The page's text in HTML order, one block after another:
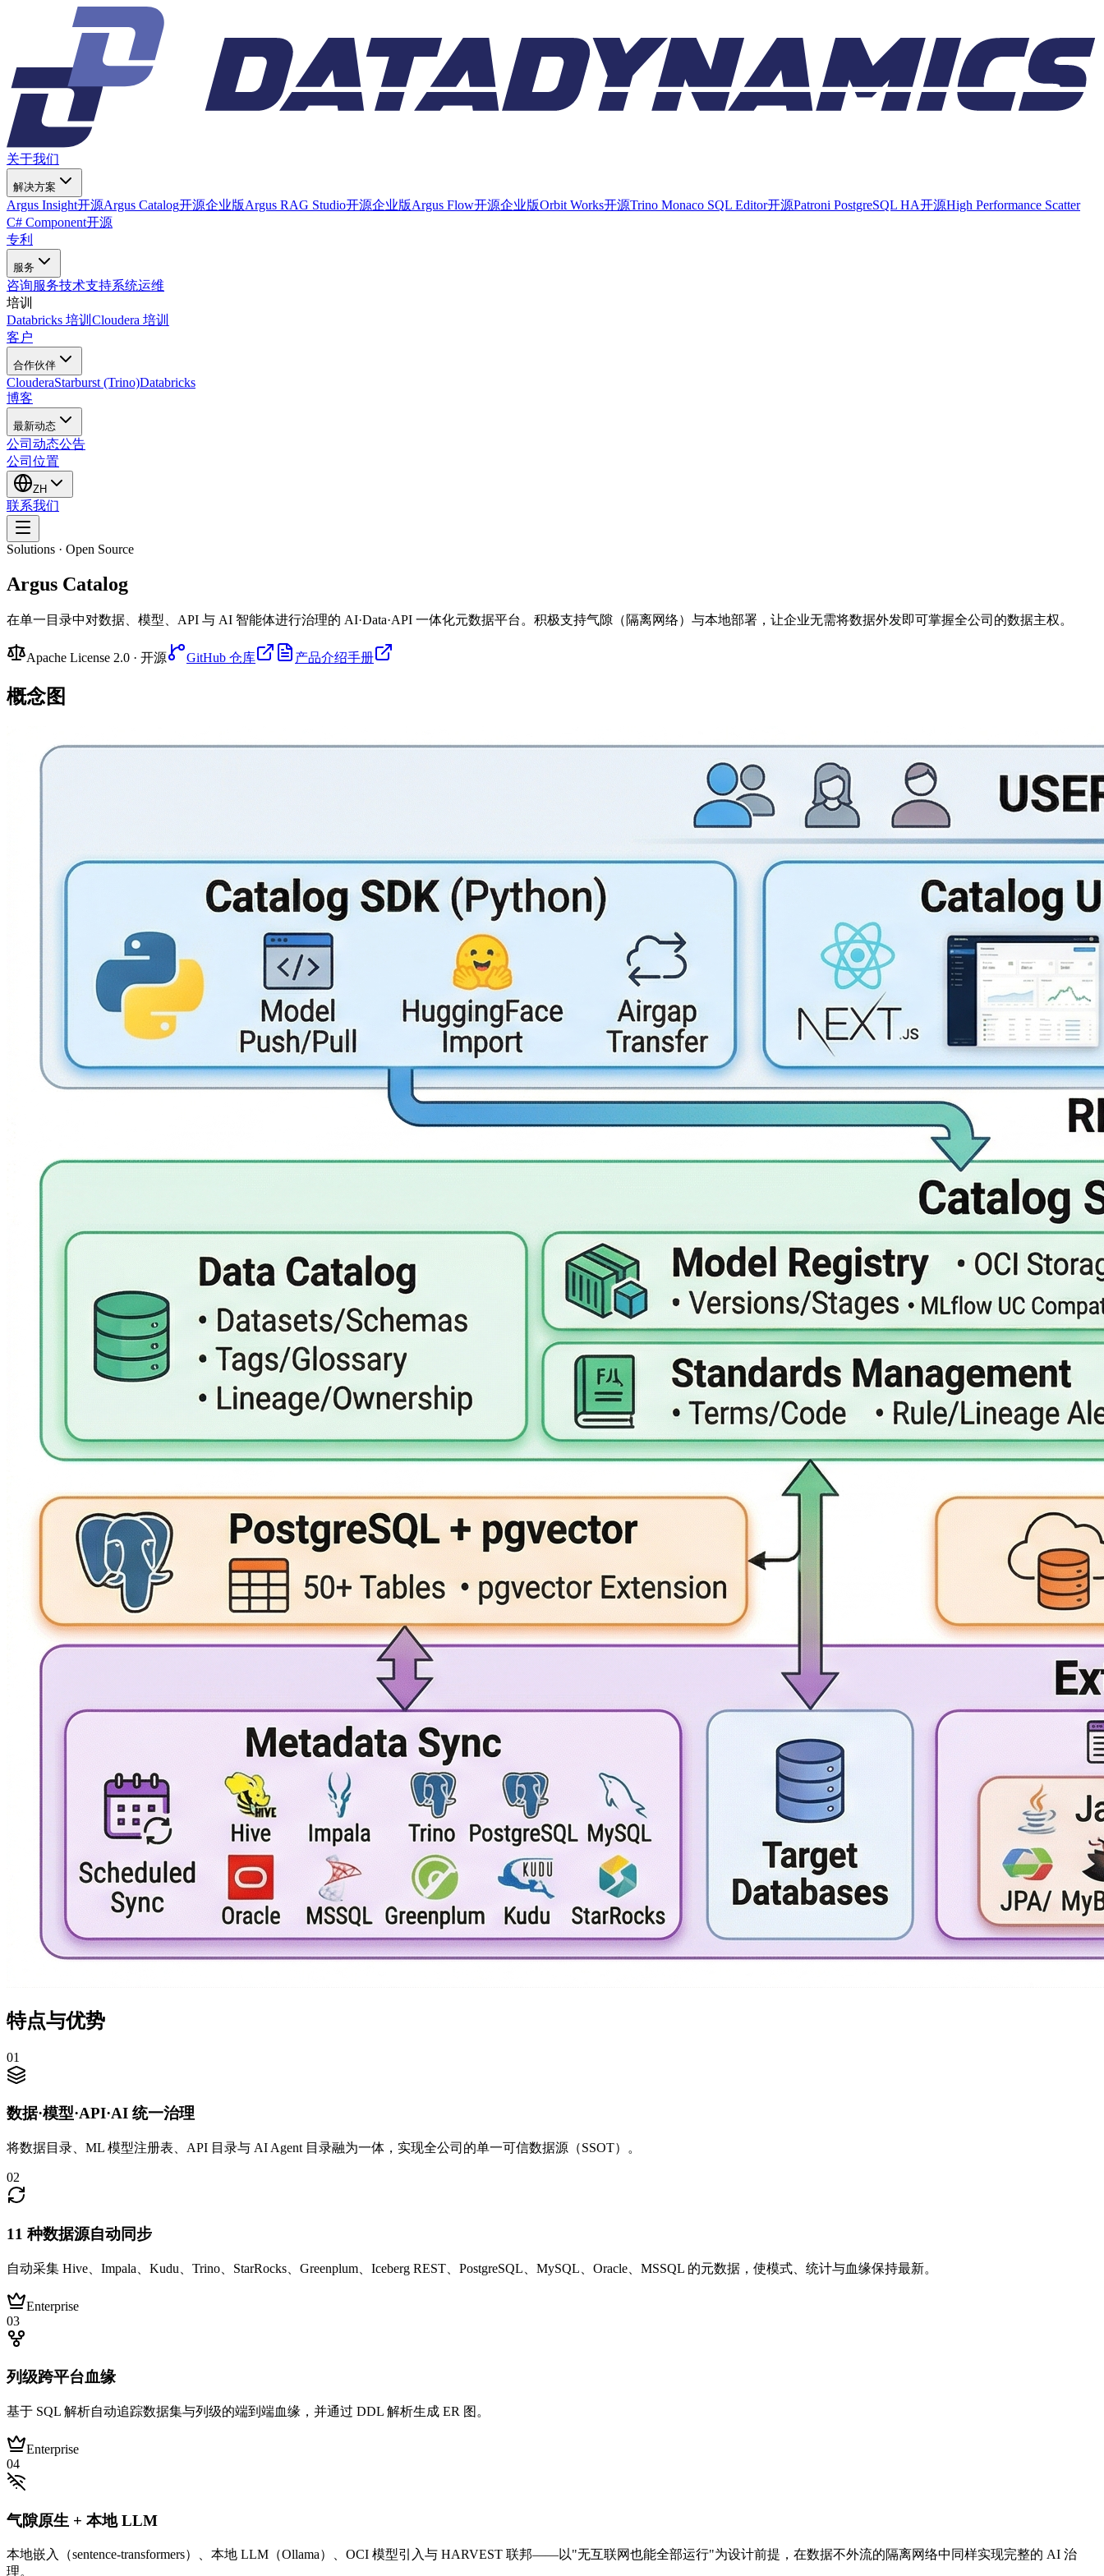
关于我们
解决方案
Argus Insight开源Argus Catalog开源企业版Argus RAG Studio开源企业版Argus Flow开源企业版Orbit Works开源Trino Monaco SQL Editor开源Patroni PostgreSQL HA开源High Performance Scatter
C# Component开源
专利
服务
咨询服务技术支持系统运维
培训
Databricks 培训 Cloudera 培训
客户
合作伙伴
ClouderaStarburst (Trino)Databricks
博客
最新动态
公司动态公告
公司位置
ZH
联系我们
Solutions · Open Source
Argus Catalog
在单一目录中对数据、模型、API 与 AI 智能体进行治理的 AI·Data·API 一体化元数据平台。积极支持气隙（隔离网络）与本地部署，让企业无需将数据外发即可掌握全公司的数据主权。
Apache License 2.0 · 开源 GitHub 仓库 产品介绍手册
概念图
特点与优势
01
数据·模型·API·AI 统一治理
将数据目录、ML 模型注册表、API 目录与 AI Agent 目录融为一体，实现全公司的单一可信数据源（SSOT）。
02
11 种数据源自动同步
自动采集 Hive、Impala、Kudu、Trino、StarRocks、Greenplum、Iceberg REST、PostgreSQL、MySQL、Oracle、MSSQL 的元数据，使模式、统计与血缘保持最新。
Enterprise
03
列级跨平台血缘
基于 SQL 解析自动追踪数据集与列级的端到端血缘，并通过 DDL 解析生成 ER 图。
Enterprise
04
气隙原生 + 本地 LLM
本地嵌入（sentence-transformers）、本地 LLM（Ollama）、OCI 模型引入与 HARVEST 联邦——以"无互联网也能全部运行"为设计前提，在数据不外流的隔离网络中同样实现完整的 AI 治
理。